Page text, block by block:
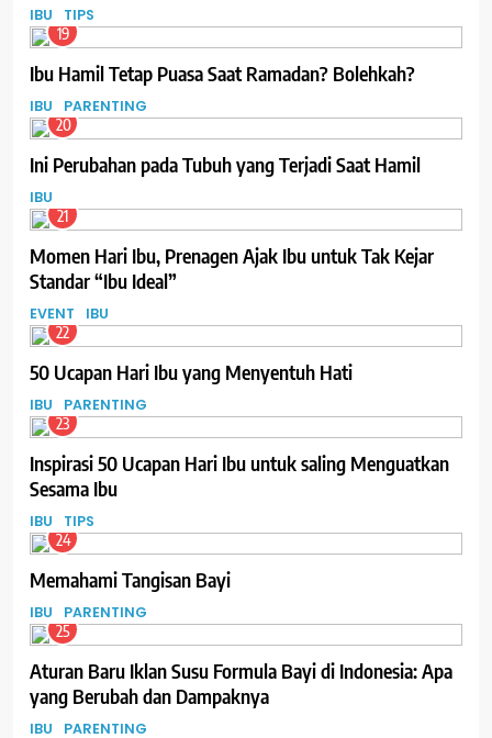
IBU TIPS
19
Ibu Hamil Tetap Puasa Saat Ramadan? Bolehkah?
IBU PARENTING
20
Ini Perubahan pada Tubuh yang Terjadi Saat Hamil
IBU
21
Momen Hari Ibu, Prenagen Ajak Ibu untuk Tak Kejar
Standar “Ibu Ideal”
EVENT IBU
22
50 Ucapan Hari Ibu yang Menyentuh Hati
IBU PARENTING
23
Inspirasi 50 Ucapan Hari Ibu untuk saling Menguatkan
Sesama Ibu
IBU TIPS
24
Memahami Tangisan Bayi
IBU PARENTING
25
Aturan Baru Iklan Susu Formula Bayi di Indonesia: Apa
yang Berubah dan Dampaknya
IBU PARENTING